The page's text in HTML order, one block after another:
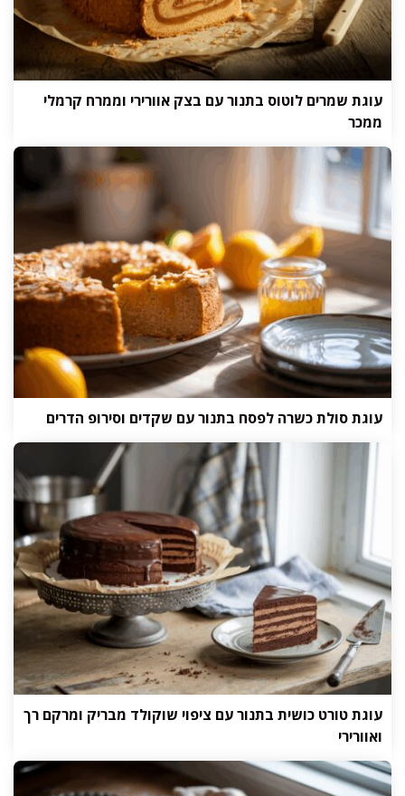
עוגת שמרים לוטוס בתנור עם בצק אוורירי וממרח קרמלי
ממכר
עוגת סולת כשרה לפסח בתנור עם שקדים וסירופ הדרים
עוגת טורט כושית בתנור עם ציפוי שוקולד מבריק ומרקם רך
ואוורירי